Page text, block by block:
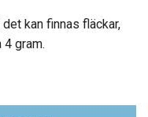
kan finnas fläckar,
4 gram.